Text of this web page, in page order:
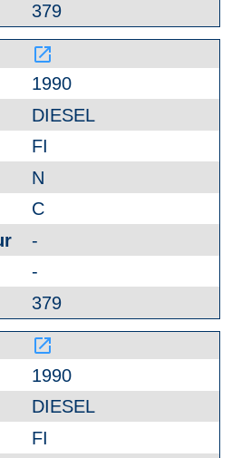
379
launch
1990
DIESEL
FI
N
C
-
-
379
launch
1990
DIESEL
FI